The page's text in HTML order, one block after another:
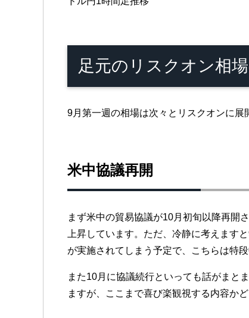
足元のリスクオン相
9月第一週の相場は次々とリスクオンに展
米中協議再開
まず米中の貿易協議が10月初旬以降再開
上昇しています。ただ、冷静に考えます
が実施されてしまう予定で、こちらは特
また10月に協議続行といっても話がまと
ますが、ここまで喜び楽観視する内容か